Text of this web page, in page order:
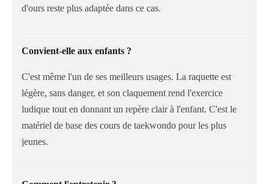
d'ours reste plus adaptée dans ce cas.
Convient-elle aux enfants ?
C'est même l'un de ses meilleurs usages. La raquette est
légère, sans danger, et son claquement rend l'exercice
ludique tout en donnant un repère clair à l'enfant. C'est le
matériel de base des cours de taekwondo pour les plus
jeunes.